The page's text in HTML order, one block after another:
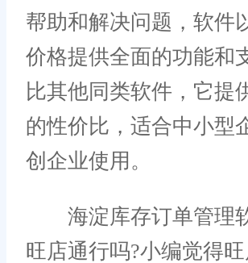
帮助和解决问题，软件
价格提供全面的功能和
比其他同类软件，它提
的性价比，适合中小型
创企业使用。
海淀库存订单管理
旺店通行吗?小编觉得